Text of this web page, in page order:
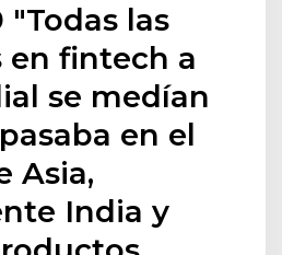
"Todas las
en fintech a
se medían
en el
Asia,
India y